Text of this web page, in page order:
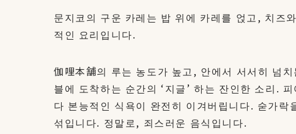
문지코의 구운 카레는 밥 위에 카레를 얹고, 치즈
적인 요리입니다.
伽哩本舗의 루는 농도가 높고, 안에서 서서히 넘
블에 도착하는 순간의 ‘지글’ 하는 잔인한 소리.
다 본능적인 식욕이 완전히 이겨버립니다. 숟가
섞입니다. 정말로, 죄스러운 음식입니다.